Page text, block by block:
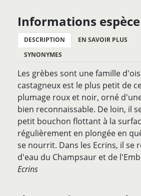
Informations espèce
DESCRIPTION EN SAVOIR PLUS
SYNONYMES
Les grèbes sont une famille
castagneux est le plus petit de
plumage roux et noir, orné
bien reconnaissable. De loin, il
petit bouchon flottant à la
régulièrement en plongée en
se nourrit. Dans les Ecrins, il
d'eau du Champsaur et de
Ecrins